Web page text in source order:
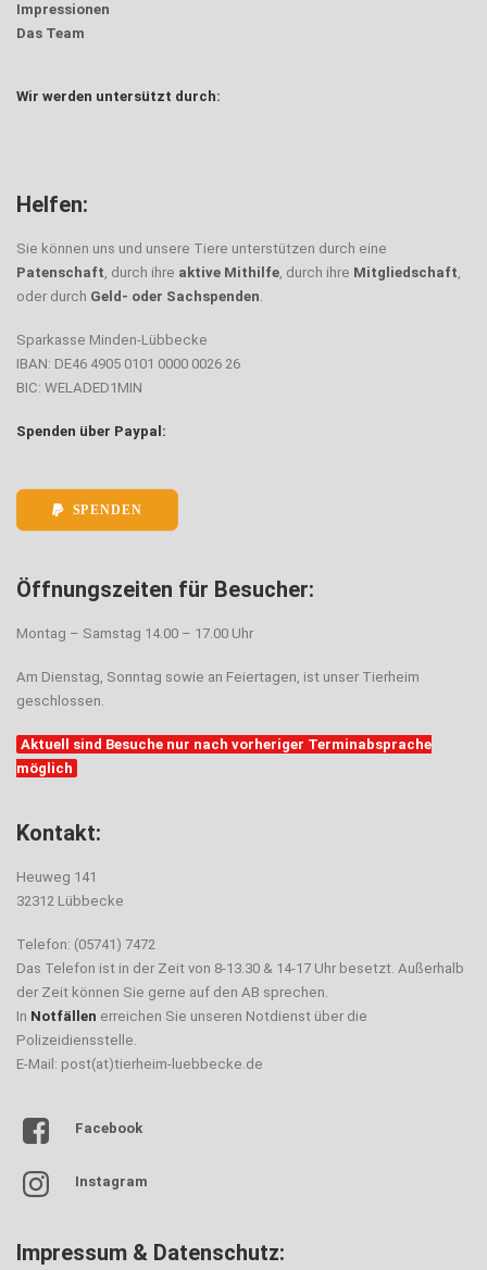
Impressionen
Das Team
Wir werden untersützt durch:
Helfen:
Sie können uns und unsere Tiere unterstützen durch eine
Patenschaft, durch ihre aktive Mithilfe, durch ihre Mitgliedschaft,
oder durch Geld- oder Sachspenden.
Sparkasse Minden-Lübbecke
IBAN: DE46 4905 0101 0000 0026 26
BIC: WELADED1MIN
Spenden über Paypal:
SPENDEN
Öffnungszeiten für Besucher:
Montag – Samstag 14.00 – 17.00 Uhr
Am Dienstag, Sonntag sowie an Feiertagen, ist unser Tierheim
geschlossen.
Aktuell sind Besuche nur nach vorheriger Terminabsprache
möglich
Kontakt:
Heuweg 141
32312 Lübbecke
Telefon: (05741) 7472
Das Telefon ist in der Zeit von 8-13.30 & 14-17 Uhr besetzt. Außerhalb
der Zeit können Sie gerne auf den AB sprechen.
In Notfällen erreichen Sie unseren Notdienst über die
Polizeidiensstelle.
E-Mail: post(at)tierheim-luebbecke.de
Facebook
Instagram
Impressum & Datenschutz: